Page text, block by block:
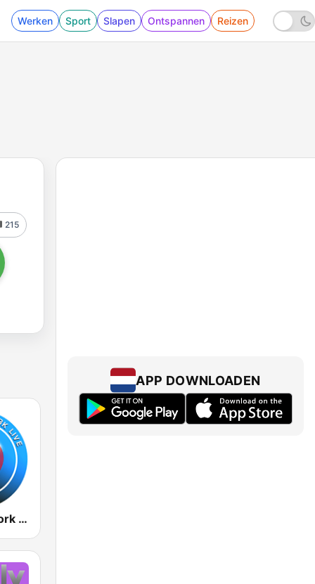
Werken Sport Slapen Ontspannen Reizen
215
Radio New York Live
APP DOWNLOADEN